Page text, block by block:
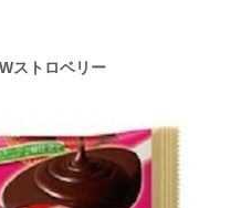
ストロベリー